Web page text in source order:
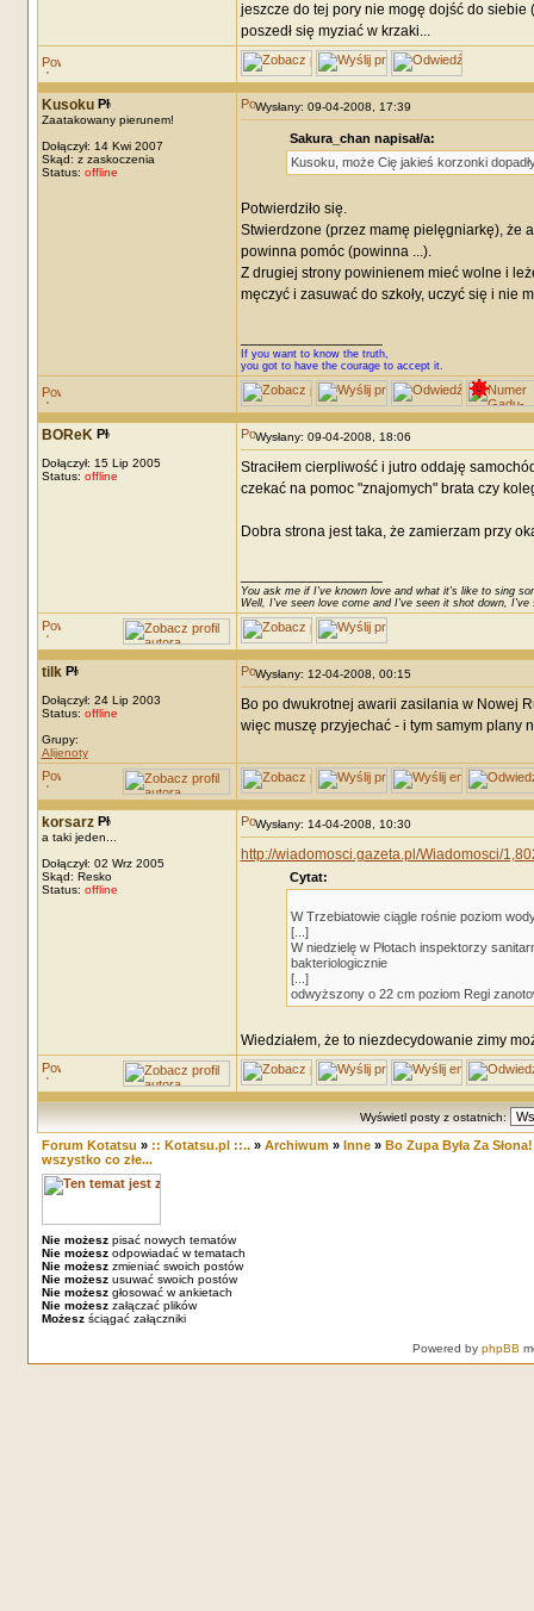
jeszcze do tej pory nie mogę dojść do siebie
poszedł się myziać w krzaki...
Kusoku
Zaatakowany pierunem!
Dołączył: 14 Kwi 2007
Skąd: z zaskoczenia
Status: offline
Wysłany: 09-04-2008, 17:39
Sakura_chan napisał/a:
Kusoku, może Cię jakieś korzonki
Potwierdziło się.
Stwierdzone (przez mamę pielęgniarkę), że
powinna pomóc (powinna ...).
Z drugiej strony powinienem mieć wolne i
męczyć i zasuwać do szkoły, uczyć się i nie
If you want to know the truth,
you got to have the courage to accept it.
BOReK
Dołączył: 15 Lip 2005
Status: offline
Wysłany: 09-04-2008, 18:06
Straciłem cierpliwość i jutro oddaję
czekać na pomoc "znajomych" brata czy
Dobra strona jest taka, że zamierzam przy
You ask me if I've known love and what it's like to sing
Well, I've seen love come and I've seen it shot down, I've
tilk
Dołączył: 24 Lip 2003
Status: offline
Grupy:
Alijenoty
Wysłany: 12-04-2008, 00:15
Bo po dwukrotnej awarii zasilania w Nowej
więc muszę przyjechać - i tym samym plany
korsarz
a taki jeden...
Dołączył: 02 Wrz 2005
Skąd: Resko
Status: offline
Wysłany: 14-04-2008, 10:30
http://wiadomosci.gazeta.pl/Wiadomosci/
Cytat:
W Trzebiatowie ciągle rośnie poziom
[...]
W niedzielę w Płotach inspektorzy
bakteriologicznie
[...]
odwyższony o 22 cm poziom Regi
Wiedziałem, że to niezdecydowanie zimy
Wyświetl posty z ostatnich:
Forum Kotatsu » :: Kotatsu.pl ::..» Archiwum» Inne» Bo Zupa Była Za
wszystko co złe...
Nie możeszpisać nowych tematów
Nie możeszodpowiadać w tematach
Nie możeszzmieniać swoich postów
Nie możeszusuwać swoich postów
Nie możeszgłosować w ankietach
Nie możeszzałączać plików
Możeszściągać załączniki
Powered by phpBB